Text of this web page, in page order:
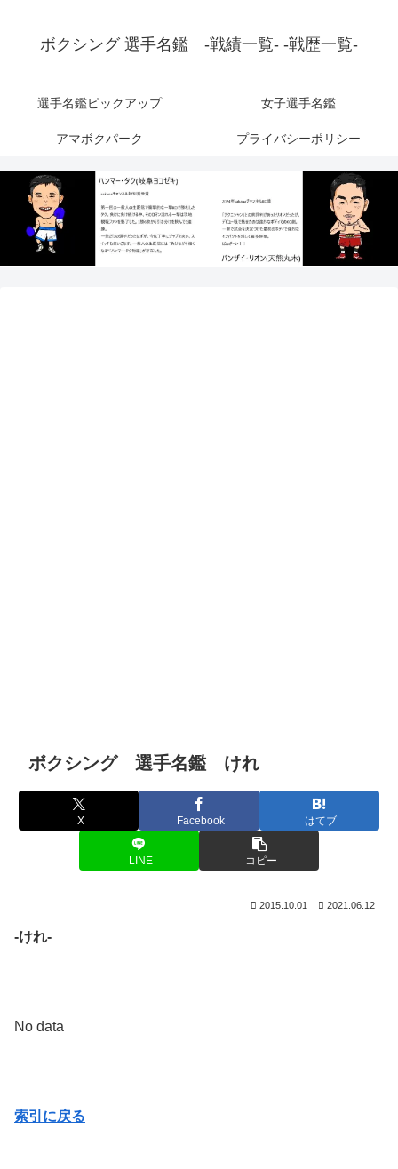
ボクシング 選手名鑑 -戦績一覧- -戦歴一覧-
選手名鑑ピックアップ 女子選手名鑑
アマボクパーク プライバシーポリシー
ボクシング 選手名鑑 けれ
X Facebook はてブ
LINE コピー
2015.10.01 2021.06.12
-けれ-
No data
索引に戻る